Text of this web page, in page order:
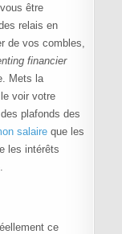
être
relais en
de vos combles,
financier
Mets la
voir votre
plafonds des
salaireque les
les intérêts
ce